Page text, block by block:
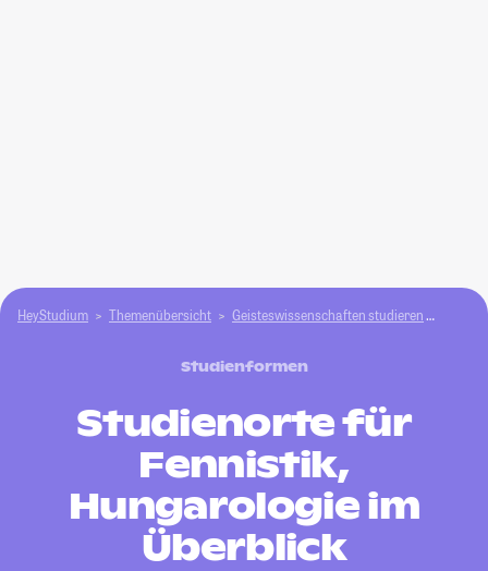
HeyStudium Themenübersicht Geisteswissenschaften studieren
Studienformen
Studienorte für
Fennistik,
Hungarologie im
Überblick